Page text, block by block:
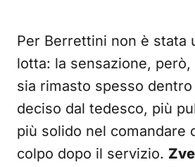
Per Berrettini non è stata
lotta: la sensazione,
sia rimasto spesso
deciso dal tedesco, più
più solido nel comandare
colpo dopo il servizio.